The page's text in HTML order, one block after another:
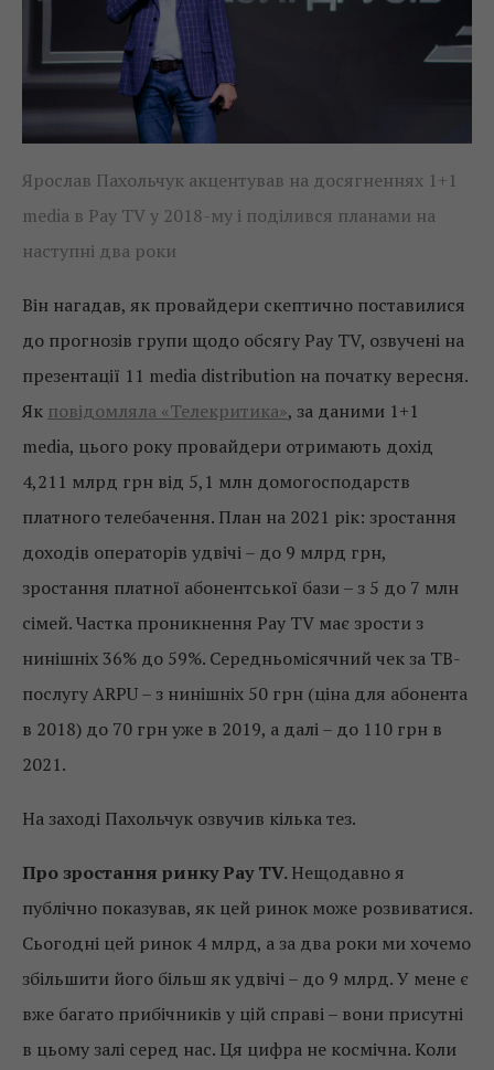
Ярослав Пахольчук акцентував на досягненнях 1+1
media в Pay TV у 2018-му і поділився планами на
наступні два роки
Він нагадав, як провайдери скептично поставилися
до прогнозів групи щодо обсягу Pay TV, озвучені на
презентації 11 media distribution на початку вересня.
Як повідомляла «Телекритика», за даними 1+1
media, цього року провайдери отримають дохід
4,211 млрд грн від 5,1 млн домогосподарств
платного телебачення. План на 2021 рік: зростання
доходів операторів удвічі – до 9 млрд грн,
зростання платної абонентської бази – з 5 до 7 млн ​​
сімей. Частка проникнення Pay TV має зрости з
нинішніх 36% до 59%. Середньомісячний чек за ТВ-
послугу ARPU – з нинішніх 50 грн (ціна для абонента
в 2018) до 70 грн уже в 2019, а далі – до 110 грн в
2021.
На заході Пахольчук озвучив кілька тез.
Про зростання ринку Pay TV.Нещодавно я
публічно показував, як цей ринок може розвиватися.
Сьогодні цей ринок 4 млрд, а за два роки ми хочемо
збільшити його більш як удвічі – до 9 млрд. У мене є
вже багато прибічників у цій справі – вони присутні
в цьому залі серед нас. Ця цифра не космічна. Коли